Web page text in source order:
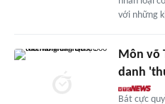
với những
Môn võ
danh
Bát cực